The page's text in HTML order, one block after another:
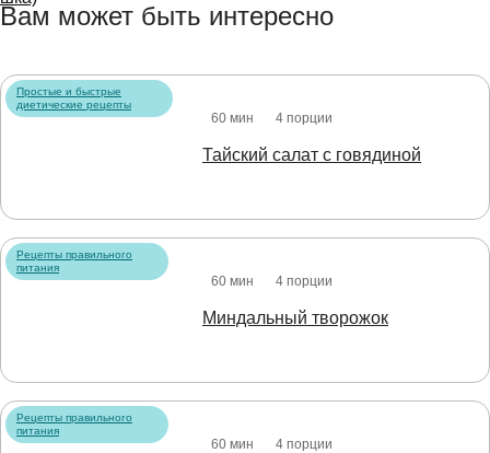
Вам может быть интересно
Простые и быстрые
диетические рецепты
60 мин 4 порции
Тайский салат с говядиной
Рецепты правильного
питания
60 мин 4 порции
Миндальный творожок
Рецепты правильного
питания
60 мин 4 порции